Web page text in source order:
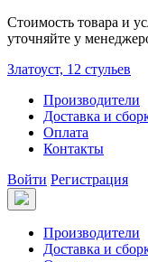
Стоимость товара и
уточняйте у
Златоуст, 12 стульев
Производители
Доставка и
Оплата
Контакты
Войти Регистрация
Производители
Доставка и